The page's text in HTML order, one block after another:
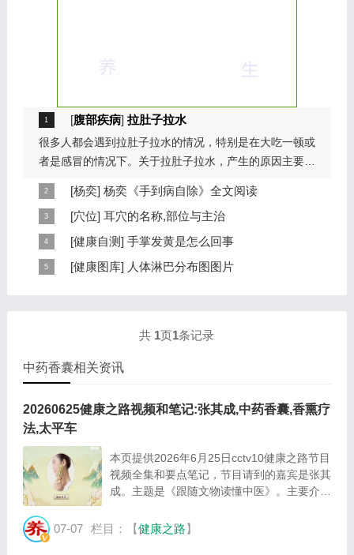
[腹部疾病] 拉肚子拉水
很多人都会遇到拉肚子拉水的情况，特别是在大吃一顿或
者是感冒的情况下。关于拉肚子拉水，产生的原因主要是
[杨奕] 杨奕《手到病自除》全文阅读
本页提供杨奕手到病自除全文阅读。包括完整目录、共计
6大章，66个小节的详细内容。涉及到全身的各个反射
区，以及自然疗法、反射区疗法、食疗等。另外...
[穴位] 耳穴的名称,部位与主治
耳穴在耳郭的分布有一定规律，耳穴在耳郭的分布犹如一
个倒置在子宫内的胎儿，头部朝下，臀部朝上。其分布的
规律是，与面颊相应的穴位在耳垂；与上肢相...
[健康自测] 手掌发黄是怎么回事
手掌发黄，一般是血管内血液不充盈或是皮肤营养不良的
[健康图库] 人体淋巴分布图图片
出的淋巴癌，图片尺寸390x378像素，格式是JPG...
共 1页1条记录
中药香囊相关资讯
20260625健康之路视频和笔记:张其成,中药香囊,香熏疗
法,太平车
本页提供2026年6月25日cctv10健康之路节目
视频全集和要点笔记，节目请到的嘉宾是张其
成。主题是《跟随文物读懂中医》。主要介绍
百年养生网提供视频全集的在线观看和主要内
07-07 栏目：【健康之路】